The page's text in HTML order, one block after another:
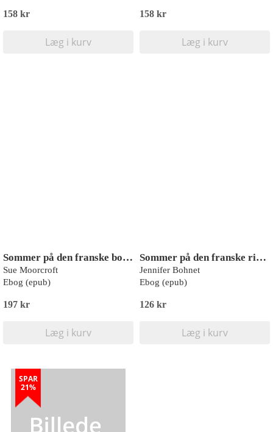
158 kr
Læg i kurv
158 kr
Læg i kurv
Sommer på den franske bogcafé
Sue Moorcroft
Ebog (epub)
197 kr
Læg i kurv
Sommer på den franske riviera
Jennifer Bohnet
Ebog (epub)
126 kr
Læg i kurv
SPAR
21%